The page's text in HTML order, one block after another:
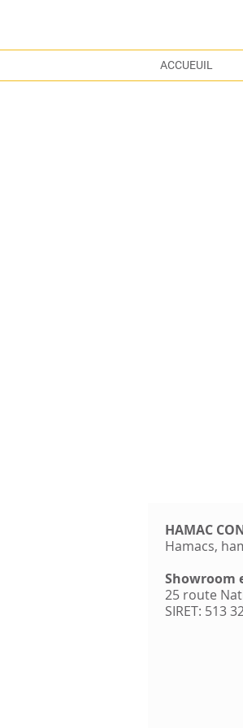
ACCUEUIL
HAMAC
Hamacs,
Showroom
25 route
SIRET: 513